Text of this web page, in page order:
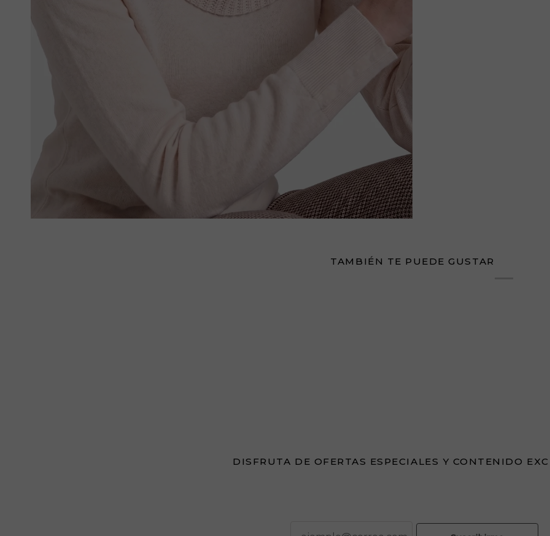
TAMBIÉN TE PUEDE GUSTAR
DISFRUTA DE OFERTAS ESPECIALES Y CONTENIDO